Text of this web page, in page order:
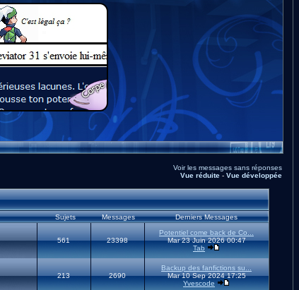
Voir les messages sans réponses
Vue réduite- Vue développée
Sujets Messages Derniers Messages
561 23398
Potentiel come back de Co...
Mar 23 Juin 2026 00:47
Tab
213 2690
Backup des fanfictions su...
Mar 10 Sep 2024 17:25
Yvescode